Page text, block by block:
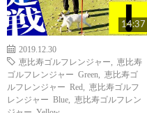
14:37
2019.12.30
恵比寿ゴルフレンジャー
恵比寿
ゴルフレンジャー Green
恵比寿ゴ
ルフレンジャー Red
恵比寿ゴルフ
レンジャー Blue
恵比寿ゴルフレン